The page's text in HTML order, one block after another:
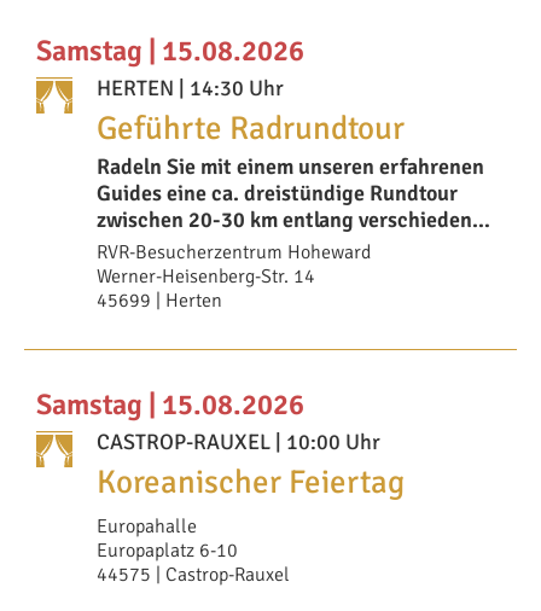
Samstag | 15.08.2026
HERTEN | 14:30 Uhr
Geführte Radrundtour
Radeln Sie mit einem unseren erfahrenen
Guides eine ca. dreistündige Rundtour
zwischen 20-30 km entlang verschiedener
Highli
RVR-Besucherzentrum Hoheward
Werner-Heisenberg-Str. 14
45699 | Herten
Samstag | 15.08.2026
CASTROP-RAUXEL | 10:00 Uhr
Koreanischer Feiertag
Europahalle
Europaplatz 6-10
44575 | Castrop-Rauxel